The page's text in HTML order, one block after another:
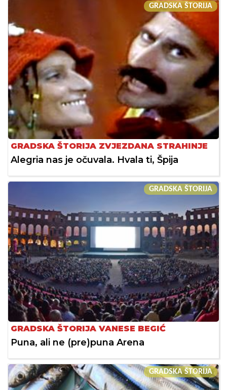
GRADSKA ŠTORIJA
GRADSKA ŠTORIJA ZVJEZDANA STRAHINJE
Alegria nas je očuvala. Hvala ti, Špija
GRADSKA ŠTORIJA
GRADSKA ŠTORIJA VANESE BEGIĆ
Puna, ali ne (pre)puna Arena
GRADSKA ŠTORIJA